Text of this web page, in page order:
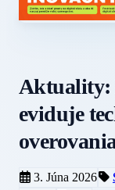
Aktuality:
eviduje
3. Júna 2026